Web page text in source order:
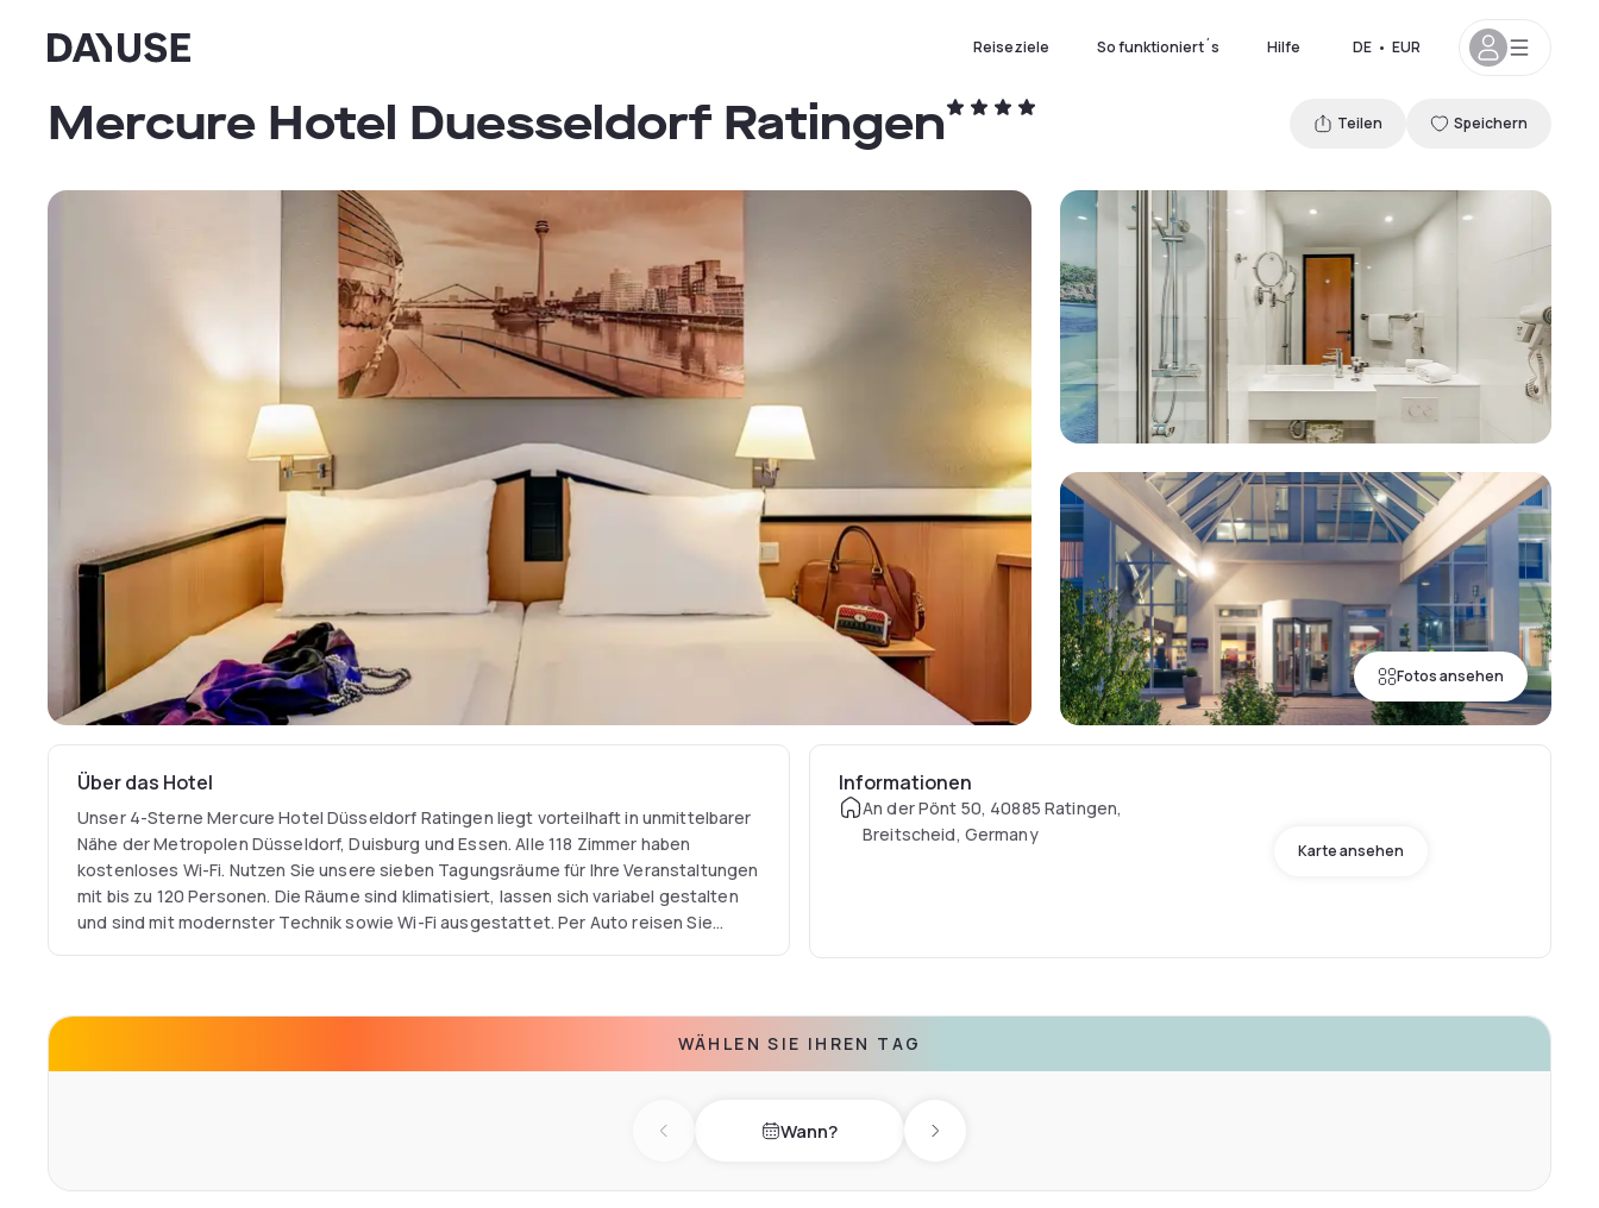
Dayuse Reiseziele So funktioniert´s Hilfe DE • EUR
Fotos ansehen
Mercure Hotel Duesseldorf Ratingen Teilen Speichern
Über das Hotel
Unser 4-Sterne Mercure Hotel Düsseldorf Ratingen liegt vorteilhaft in unmittelbarer
Nähe der Metropolen Düsseldorf, Duisburg und Essen. Alle 118 Zimmer haben
kostenloses Wi-Fi. Nutzen Sie unsere sieben Tagungsräume für Ihre Veranstaltungen
mit bis zu 120 Personen. Die Räume sind klimatisiert, lassen sich variabel gestalten
und sind mit modernster Technik sowie Wi-Fi ausgestattet. Per Auto reisen Sie
Informationen
An der Pönt 50, 40885 Ratingen,
Breitscheid, Germany
Karte ansehen
WÄHLEN SIE IHREN TAG
Previous day Wann? Next day